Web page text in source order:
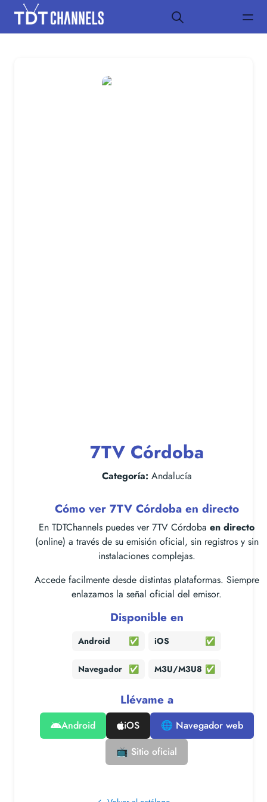
7TV Córdoba
Categoría: Andalucía
Cómo ver 7TV Córdoba en directo
En TDTChannels puedes ver 7TV Córdoba en directo
(online) a través de su emisión oficial, sin registros y sin
instalaciones complejas.
Accede facilmente desde distintas plataformas. Siempre
enlazamos la señal oficial del emisor.
Disponible en
Android ✅ iOS ✅
Navegador ✅ M3U/M3U8 ✅
Llévame a
Android iOS
🌐 Navegador web
📺 Sitio oficial